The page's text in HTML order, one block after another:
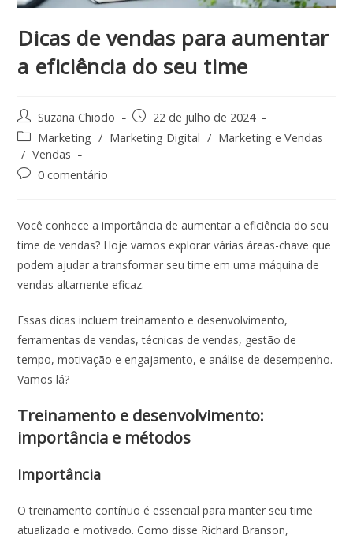
Dicas de vendas para aumentar
a eficiência do seu time
Suzana Chiodo
22 de julho de 2024
Marketing / Marketing Digital / Marketing e Vendas
/ Vendas
0 comentário
Você conhece a importância de aumentar a eficiência do seu
time de vendas? Hoje vamos explorar várias áreas-chave que
podem ajudar a transformar seu time em uma máquina de
vendas altamente eficaz.
Essas dicas incluem treinamento e desenvolvimento,
ferramentas de vendas, técnicas de vendas, gestão de
tempo, motivação e engajamento, e análise de desempenho.
Vamos lá?
Treinamento e desenvolvimento:
importância e métodos
Importância
O treinamento contínuo é essencial para manter seu time
atualizado e motivado. Como disse Richard Branson,